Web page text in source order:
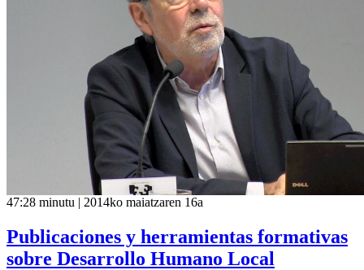
47:28 minutu | 2014ko maiatzaren 16a
Publicaciones y herramientas formativas
sobre Desarrollo Humano Local